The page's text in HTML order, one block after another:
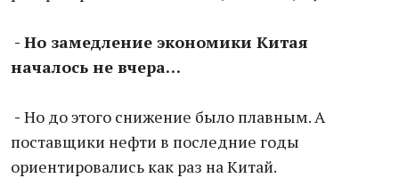
- Но замедление экономики Китая
началось не вчера…
- Но до этого снижение было плавным. А
поставщики нефти в последние годы
ориентировались как раз на Китай.